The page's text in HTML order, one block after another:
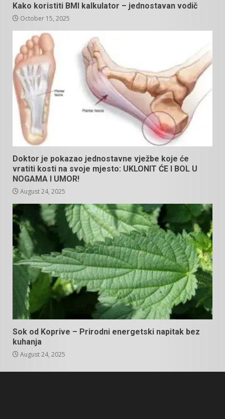
Kako koristiti BMI kalkulator – jednostavan vodič
October 15, 2025
Doktor je pokazao jednostavne vježbe koje će
vratiti kosti na svoje mjesto: UKLONIT ĆE I BOL U
NOGAMA I UMOR!
August 24, 2025
Sok od Koprive – Prirodni energetski napitak bez
kuhanja
August 24, 2025